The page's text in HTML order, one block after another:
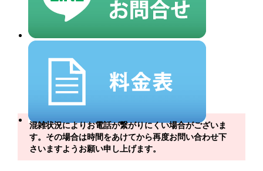
混雑状況によりお電話が繋がりにくい場合がございま
す。その場合は時間をあけてから再度お問い合わせ下
さいますようお願い申し上げます。